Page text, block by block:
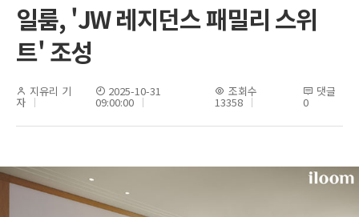
치
일룸, 'JW 레지던스 패밀리 스위
트' 조성
지유리 기
자
2025-10-31
09:00:00
조회수
13358
댓글
0